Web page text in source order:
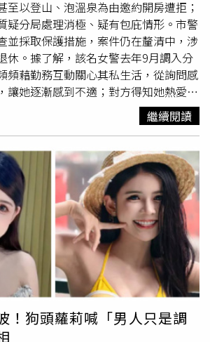
位親自下場臥底的女警蘇瑪蒂，也因為
界關注。據了解，蘇瑪蒂出身自小村莊
），父親曾擔任村長，從小便培養
忱。她一路克服農村資源不足與求學困
亞大學（Osmania University）取得工
後又在納爾薩爾大學（NALSAR）攻讀
蘇瑪蒂25歲時便通過警察考試，成為當
邦（Andhra Pradesh）首位女性副警
入印度警察局服務，並自2026年5月1
（Malkajgiri）警察局局長。《INDIA
年以敢於接下高風險任務聞名，其中最
是曾成功說服約591名毛派分子
、回歸社會，也讓她在印度警界擁有極
心您，尊重身體自主權，遇到性騷擾勇
請撥打110、113性侵害就是犯罪，請
女基金會 性侵害防治服務專線02-
救援基金會 02-2555-8595勵馨基金會
性騷擾專線04-2223-9595
至以登山、泡溫泉為由邀約開房遭拒；
疑分局處理消極、疑有包庇情形。市警
並採取保護措施，案件仍在釐清中，涉
休。據了解，該名女警去年9月調入分
頻藉勤務互動關心其私生活，從詢問感
讓她逐漸感到不適；對方得知她熱愛登
登南橫為由邀約同行，女警基於融入團
而，當天情況卻急轉直下。男主管聲稱
自行上山，隨後直接將她載往溫泉會
屋，要求一同泡湯。女警當場強烈拒
。事後女警向分局反映，希望避免未來
力，但她指控相關單位遲未處理，導致
甚至質疑內部「官官相護」。由於業務
，讓她產生陰影。分局則回應，已於4
、4月14日受理職場霸凌案，並依規
，分別於4月16日與17日召開調查小組
參與，以確保公正性。市警局進一步指
即採取保護隔離措施，並依當事人意願
觸機會，同時提供心理諮詢與相關協
性別平等工作法》及《性騷擾防治法》
繼續閱讀
！狗頭蘿莉喊「男人只是調